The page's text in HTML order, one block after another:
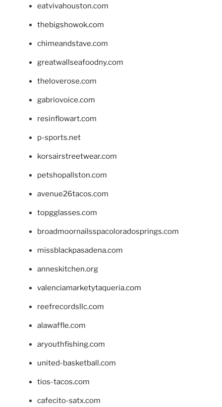
eatvivahouston.com
thebigshowok.com
chimeandstave.com
greatwallseafoodny.com
theloverose.com
gabriovoice.com
resinflowart.com
p-sports.net
korsairstreetwear.com
petshopallston.com
avenue26tacos.com
topgglasses.com
broadmoornailsspacoloradosprings.com
missblackpasadena.com
anneskitchen.org
valenciamarketytaqueria.com
reefrecordsllc.com
alawaffle.com
aryouthfishing.com
united-basketball.com
tios-tacos.com
cafecito-satx.com